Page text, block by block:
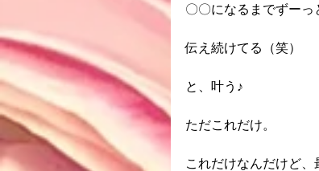
〇〇になるまでずーっ
伝え続けてる（笑）
と、叶う♪
ただこれだけ。
これだけなんだけど